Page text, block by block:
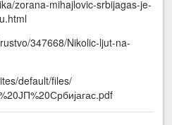
zorana-mihajlovic-srbijagas-je-
347668/Nikolic-ljut-na-
default/files/